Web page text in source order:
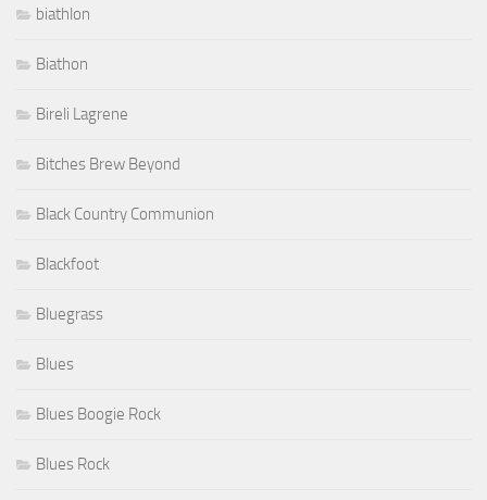
biathlon
Biathon
Bireli Lagrene
Bitches Brew Beyond
Black Country Communion
Blackfoot
Bluegrass
Blues
Blues Boogie Rock
Blues Rock